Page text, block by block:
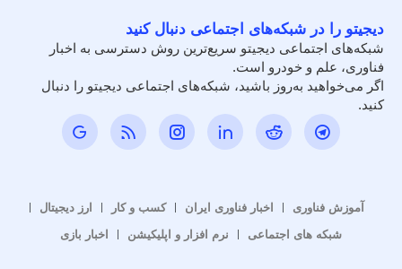
دیجیتو را در شبکه‌های اجتماعی دنبال کنید
شبکه‌های اجتماعی دیجیتو سریع‌ترین روش دسترسی به اخبار
فناوری، علم و خودرو است.
اگر می‌خواهید به‌روز باشید، شبکه‌های اجتماعی دیجیتو را دنبال
کنید.
آموزش فناوری اخبار فناوری ایران کسب و کار
ارز دیجیتال
شبکه های اجتماعی
نرم افزار و اپلیکیشن اخبار بازی